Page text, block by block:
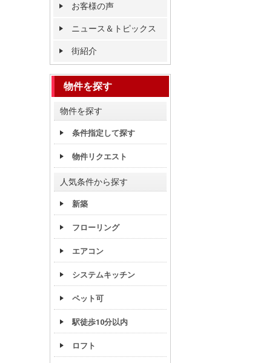
お客様の声
ニュース＆トピックス
街紹介
物件を探す
物件を探す
条件指定して探す
物件リクエスト
人気条件から探す
新築
フローリング
エアコン
システムキッチン
ペット可
駅徒歩10分以内
ロフト